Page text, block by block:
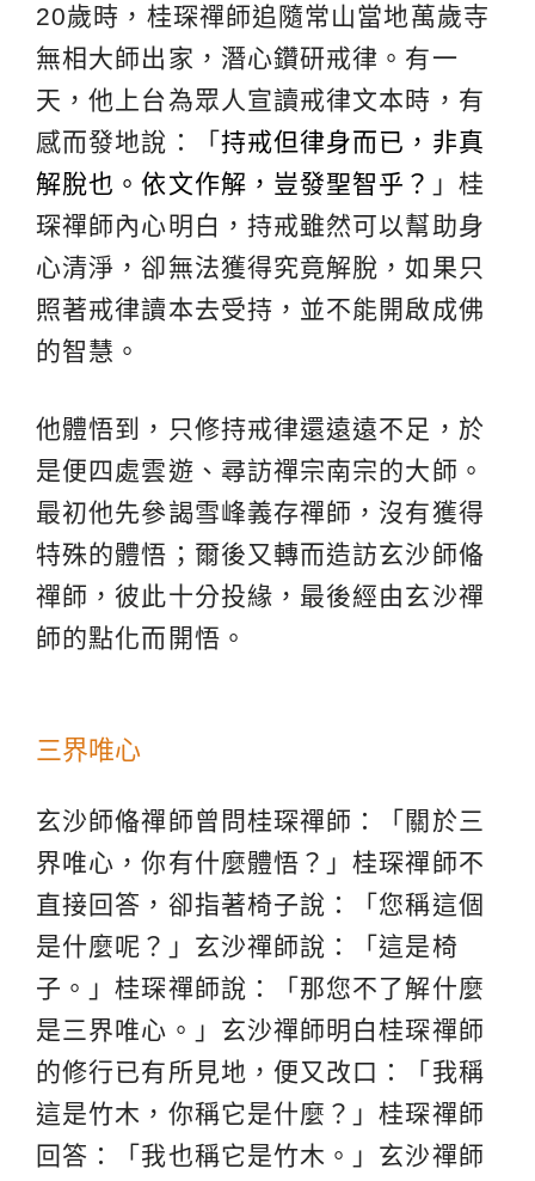
20歲時，桂琛禪師追隨常山當地萬歲寺
無相大師出家，潛心鑽研戒律。有一
天，他上台為眾人宣讀戒律文本時，有
感而發地說：「 持戒但律身而已，非真
解脫也。依文作解，豈發聖智乎？ 」桂
琛禪師內心明白，持戒雖然可以幫助身
心清淨，卻無法獲得究竟解脫，如果只
照著戒律讀本去受持，並不能開啟成佛
的智慧。
他體悟到，只修持戒律還遠遠不足，於
是便四處雲遊、尋訪禪宗南宗的大師。
最初他先參謁雪峰義存禪師，沒有獲得
特殊的體悟；爾後又轉而造訪玄沙師偹
禪師，彼此十分投緣，最後經由玄沙禪
師的點化而開悟。
三界唯心
玄沙師偹禪師曾問桂琛禪師：「關於三
界唯心，你有什麼體悟？」桂琛禪師不
直接回答，卻指著椅子說：「您稱這個
是什麼呢？」玄沙禪師說：「這是椅
子。」桂琛禪師說：「那您不了解什麼
是三界唯心。」玄沙禪師明白桂琛禪師
的修行已有所見地，便又改口：「我稱
這是竹木，你稱它是什麼？」桂琛禪師
回答：「我也稱它是竹木。」玄沙禪師